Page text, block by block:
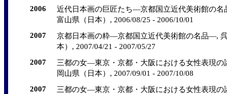
2006
近代日本画の巨匠たち―京都国立近代美術館の
富山県（日本）, 2006/08/25 - 2006/10/01
2007
京都日本画の粋―京都国立近代美術館の名品―,
本）, 2007/04/21 - 2007/05/27
2007
三都の女―東京・京都・大阪における女性表現
岡山県（日本）, 2007/09/01 - 2007/10/08
2007
三都の女―東京・京都・大阪における女性表現